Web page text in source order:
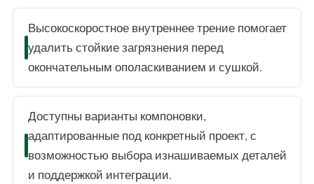
Высокоскоростное внутреннее трение помогает
удалить стойкие загрязнения перед
окончательным ополаскиванием и сушкой.
Доступны варианты компоновки,
адаптированные под конкретный проект, с
возможностью выбора изнашиваемых деталей
и поддержкой интеграции.